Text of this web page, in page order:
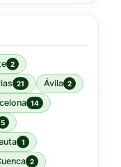
2
21 Ávila 2
14
5
1
2